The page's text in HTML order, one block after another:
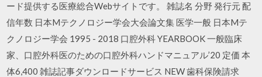
ード提供する医療総合Webサイトです。 雑誌名 分野 発行元 配
信年数 日本Mテクノロジー学会大会論文集 医学一般 日本Mテ
クノロジー学会 1995 - 2018 口腔外科 YEARBOOK 一般臨床
家、口腔外科医のための口腔外科ハンドマニュアル’20 定価 本
体6,400 雑誌記事ダウンロードサービス NEW 歯科保険請求